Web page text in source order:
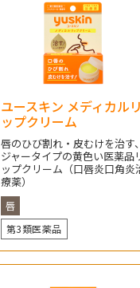
ユースキン メディカルリ
ップクリーム
唇のひび割れ・皮むけを治す、
ジャータイプの黄色い医薬品
ップクリーム（口唇炎口角炎
療薬）
唇
第3類医薬品